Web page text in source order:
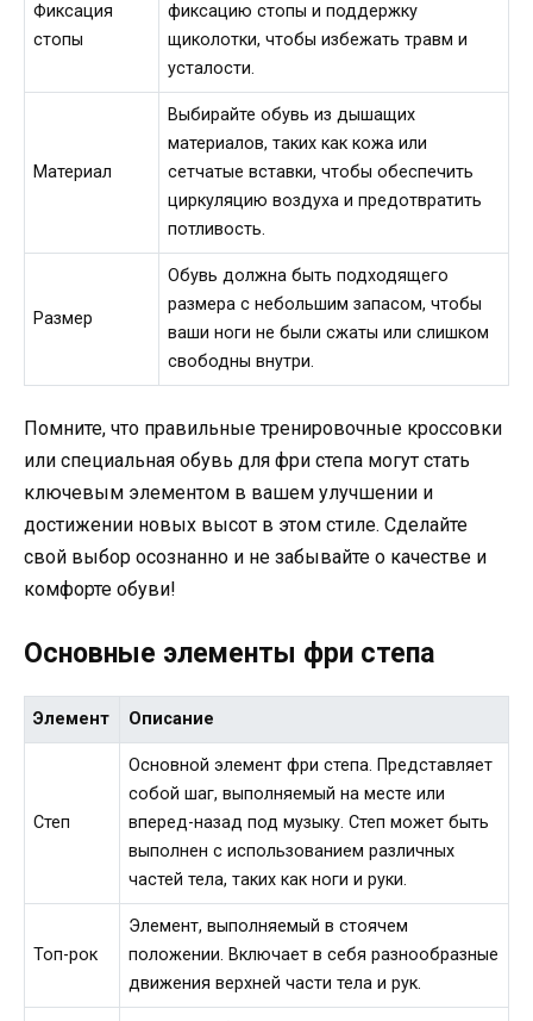
Фиксация
стопы
фиксацию стопы и поддержку
щиколотки, чтобы избежать травм и
усталости.
Материал
Выбирайте обувь из дышащих
материалов, таких как кожа или
сетчатые вставки, чтобы обеспечить
циркуляцию воздуха и предотвратить
потливость.
Размер
Обувь должна быть подходящего
размера с небольшим запасом, чтобы
ваши ноги не были сжаты или слишком
свободны внутри.
Помните, что правильные тренировочные кроссовки
или специальная обувь для фри степа могут стать
ключевым элементом в вашем улучшении и
достижении новых высот в этом стиле. Сделайте
свой выбор осознанно и не забывайте о качестве и
комфорте обуви!
Основные элементы фри степа
Элемент Описание
Степ
Основной элемент фри степа. Представляет
собой шаг, выполняемый на месте или
вперед-назад под музыку. Степ может быть
выполнен с использованием различных
частей тела, таких как ноги и руки.
Топ-рок
Элемент, выполняемый в стоячем
положении. Включает в себя разнообразные
движения верхней части тела и рук.